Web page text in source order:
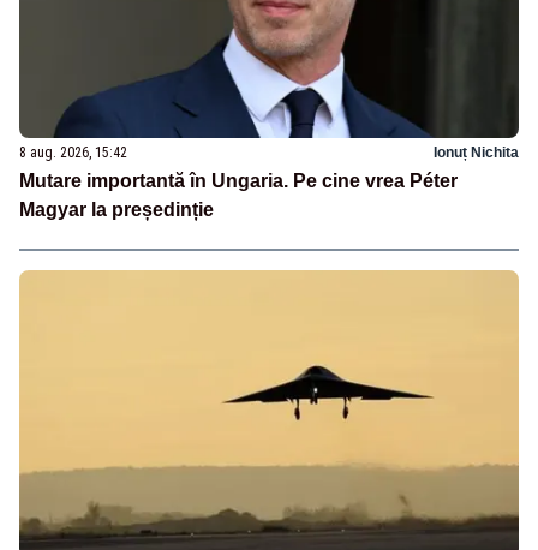
8 aug. 2026, 15:42 Ionuț Nichita
Mutare importantă în Ungaria. Pe cine vrea Péter
Magyar la președinție